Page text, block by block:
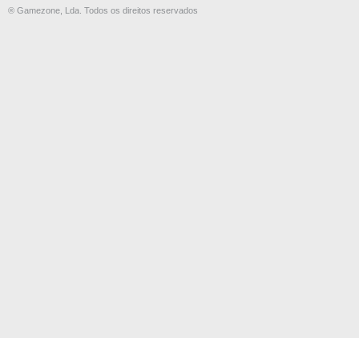
® Gamezone, Lda. Todos os direitos reservados